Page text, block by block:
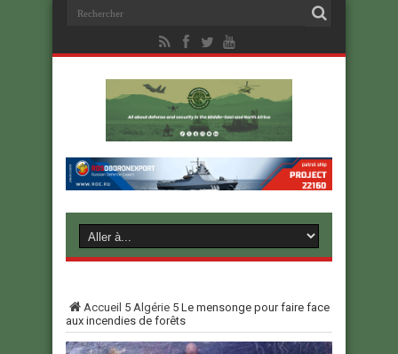
Accueil 5 Algérie 5 Le mensonge pour faire face
aux incendies de forêts